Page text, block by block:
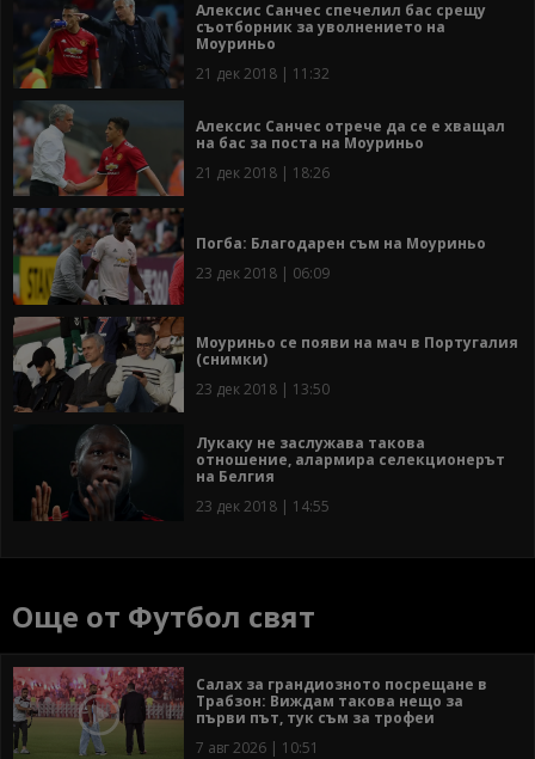
Алексис Санчес спечелил бас срещу
съотборник за уволнението на
Моуриньо
21 дек 2018 | 11:32
Алексис Санчес отрече да се е хващал
на бас за поста на Моуриньо
21 дек 2018 | 18:26
Погба: Благодарен съм на Моуриньо
23 дек 2018 | 06:09
Моуриньо се появи на мач в Португалия
(снимки)
23 дек 2018 | 13:50
Лукаку не заслужава такова
отношение, алармира селекционерът
на Белгия
23 дек 2018 | 14:55
Още от Футбол свят
Салах за грандиозното посрещане в
Трабзон: Виждам такова нещо за
първи път, тук съм за трофеи
7 авг 2026 | 10:51